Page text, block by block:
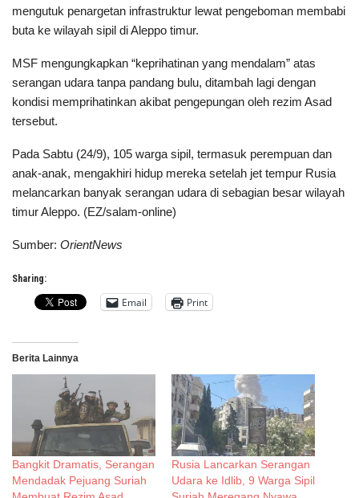
mengutuk penargetan infrastruktur lewat pengeboman membabi
buta ke wilayah sipil di Aleppo timur.
MSF mengungkapkan “keprihatinan yang mendalam” atas
serangan udara tanpa pandang bulu, ditambah lagi dengan
kondisi memprihatinkan akibat pengepungan oleh rezim Asad
tersebut.
Pada Sabtu (24/9), 105 warga sipil, termasuk perempuan dan
anak-anak, mengakhiri hidup mereka setelah jet tempur Rusia
melancarkan banyak serangan udara di sebagian besar wilayah
timur Aleppo. (EZ/salam-online)
Sumber: OrientNews
Sharing:
Email Print
Berita Lainnya
Bangkit Dramatis, Serangan
Mendadak Pejuang Suriah
Rusia Lancarkan Serangan
Udara ke Idlib, 9 Warga Sipil